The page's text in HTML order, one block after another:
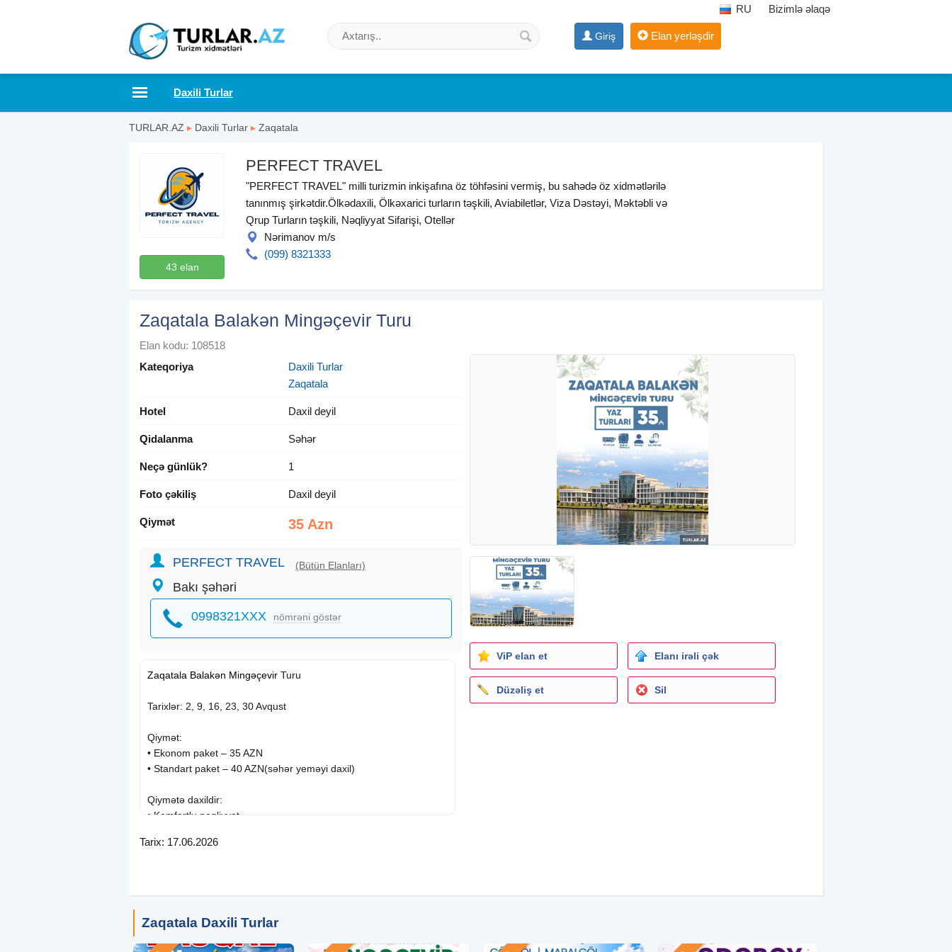
RU Bizimlə əlaqə
Giriş Elan yerləşdir
Daxili Turlar
TURLAR.AZ ▸ Daxili Turlar ▸ Zaqatala
43 elan
PERFECT TRAVEL
"PERFECT TRAVEL" milli turizmin inkişafına öz töhfəsini vermiş, bu sahədə öz xidmətlərilə
tanınmış şirkətdir.Ölkədaxili, Ölkəxarici turların təşkili, Aviabiletlər, Viza Dəstəyi, Məktəbli və
Qrup Turların təşkili, Nəqliyyat Sifarişi, Otellər
Nərimanov m/s
(099) 8321333
Zaqatala Balakən Mingəçevir Turu
Elan kodu: 108518
Kateqoriya
Daxili Turlar
Zaqatala
Hotel Daxil deyil
Qidalanma Səhər
Neçə günlük? 1
Foto çəkiliş Daxil deyil
Qiymət 35 Azn
PERFECT TRAVEL (Bütün Elanları)
Bakı şəhəri
0998321XXX nömrəni göstər
Zaqatala Balakən Mingəçevir Turu
Tarixlər: 2, 9, 16, 23, 30 Avqust
Qiymət:
• Ekonom paket – 35 AZN
• Standart paket – 40 AZN(səhər yeməyi daxil)
Qiymətə daxildir:
• Komfortlu nəqliyyat
• Səhər yeməyi (Standart paketdə)
• Yolboyu əyləncəli oyunlar
Ekskursiyalar:
Tarix: 17.06.2026
ViP elan et Elanı irəli çək
Düzəliş et Sil
Zaqatala Daxili Turlar